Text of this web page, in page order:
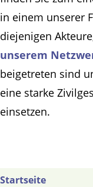
in einem unserer
diejenigen
unserem
beigetreten sind
eine starke
einsetzen.
Startseite